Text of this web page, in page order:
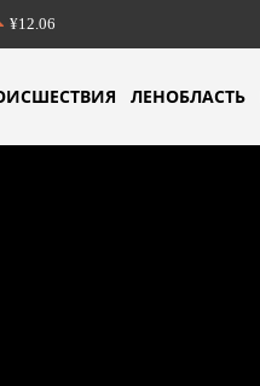
¥12.06
ЛЕНОБЛАСТЬ